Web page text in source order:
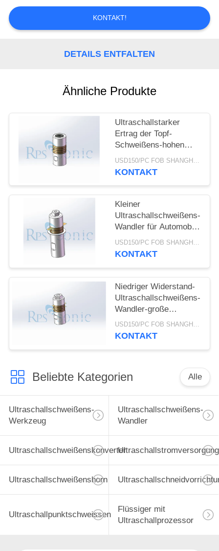
NACHRICHTEN
DATENSCHUTZRICHTLINIE
KONTAKT!
DETAILS ENTFALTEN
Ähnliche Produkte
Ultraschallstarker
Ertrag der Topf-
Schweißens-hohen
Leistung des wandler-
28khz 800W
USD150/PC FOB SHANGHAI MOQ:1pcs
KONTAKT
Kleiner
Ultraschallschweißens-
Wandler für Automobil-
Innenraum-Ordnung
USD150/PC FOB SHANGHAI MOQ:1pcs
KONTAKT
Niedriger Widerstand-
Ultraschallschweißens-
Wandler-große
Umfangs-Dichtung
USD150/PC FOB SHANGHAI MOQ:1pcs
KONTAKT
Beliebte Kategorien Alle
Ultraschallschweißens-
Werkzeug
Ultraschallschweißens-
Wandler
UltraschallschweißenskonverterUltraschallstromversorgung
Ultraschallschweißenshorn
Ultraschallpunktschweissen
Flüssiger mit
Ultraschallprozessor